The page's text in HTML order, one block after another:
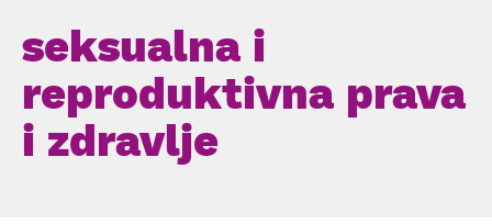
seksualna i
reproduktivna prava
i zdravlje